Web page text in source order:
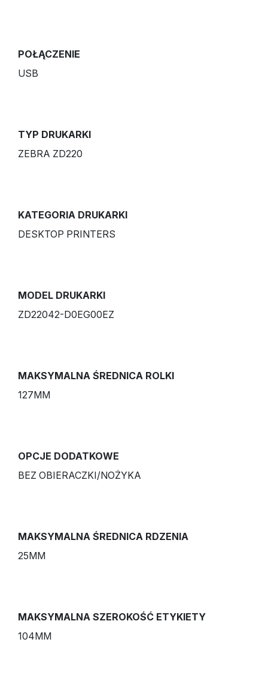
POŁĄCZENIE
USB
TYP DRUKARKI
ZEBRA ZD220
KATEGORIA DRUKARKI
DESKTOP PRINTERS
MODEL DRUKARKI
ZD22042-D0EG00EZ
MAKSYMALNA ŚREDNICA ROLKI
127MM
OPCJE DODATKOWE
BEZ OBIERACZKI/NOŻYKA
MAKSYMALNA ŚREDNICA RDZENIA
25MM
MAKSYMALNA SZEROKOŚĆ ETYKIETY
104MM